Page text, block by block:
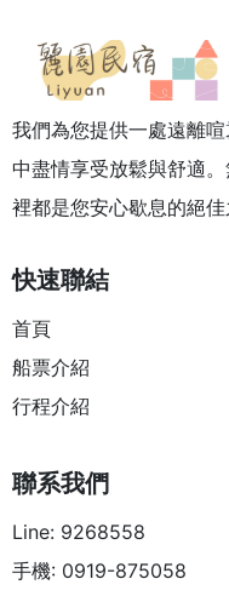
我們為您提供一處遠離
中盡情享受放鬆與舒適
裡都是您安心歇息的絕佳
快速聯結
首頁
船票介紹
行程介紹
聯系我們
Line: 9268558
手機: 0919-875058